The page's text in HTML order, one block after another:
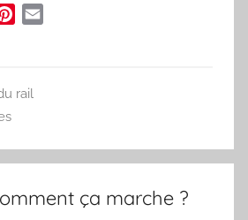
e
s
rail
ça marche ?